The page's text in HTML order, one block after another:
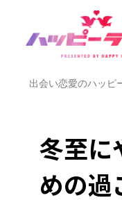
出会い恋愛のハッピ
冬至に
めの過